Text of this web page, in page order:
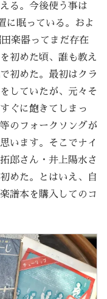
る。今後使う事は
に眠っている。およ
楽器ってまだ存在
初めた頃、誰も教え
初めた。最初はクラ
していたが、元々そ
ぐに飽きてしまっ
のフォークソングが
います。そこでナイ
郎さん・井上陽水さ
めた。とはいえ、自
譜本を購入してのコ